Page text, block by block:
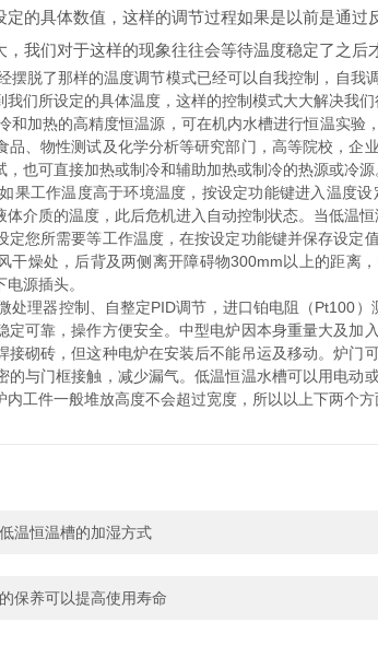
的具体数值，这样的调节过程如果是以前是通
我们对于这样的现象往往会等待温度稳定了之后
脱了那样的温度调节模式已经可以自我控制，自我
们所设定的具体温度，这样的控制模式大大解决我
和加热的高精度恒温源，可在机内水槽进行恒温实验
品、物性测试及化学分析等研究部门，高等院校，
也可直接加热或制冷和辅助加热或制冷的热源或冷源
果工作温度高于环境温度，按设定功能键进入温度
介质的温度，此后危机进入自动控制状态。当低温
定您所需要等工作温度，在按设定功能键并保存设
干燥处，后背及两侧离开障碍物300mm以上的距
源插头。
处理器控制、自整定PID调节，进口铂电阻（Pt100
定可靠，操作方便安全。中型电炉因本身重量大及
接砌砖，但这种电炉在安装后不能吊运及移动。炉
的与门框接触，减少漏气。低温恒温水槽可以用电
工件一般堆放高度不会超过宽度，所以以上下两个方
温恒温槽的加湿方式
保养可以提高使用寿命